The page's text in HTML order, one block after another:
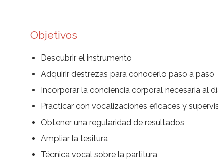
Objetivos
Descubrir el instrumento
Adquirir destrezas para conocerlo paso a paso
Incorporar la conciencia corporal necesaria al
Practicar con vocalizaciones eficaces y
Obtener una regularidad de resultados
Ampliar la tesitura
Técnica vocal sobre la partitura